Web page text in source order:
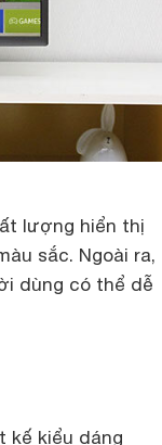
lượng hiển thị
sắc. Ngoài ra,
dùng có thể dễ
kế kiểu dáng